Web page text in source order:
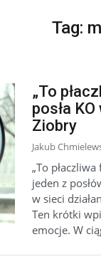
Tag:
„To
posła
Ziobry
Jakub
„To
jeden z
w sieci
Ten krótki
emocje. W